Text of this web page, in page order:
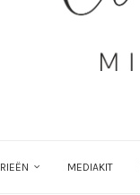
MEDIAKIT